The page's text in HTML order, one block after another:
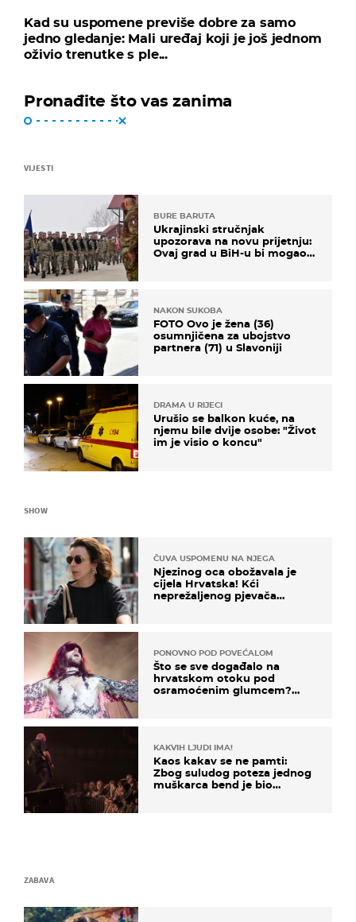
Kad su uspomene previše dobre za samo
jedno gledanje: Mali uređaj koji je još jednom
oživio trenutke s ple...
Pronađite što vas zanima
VIJESTI
BURE BARUTA
Ukrajinski stručnjak
upozorava na novu prijetnju:
Ovaj grad u BiH-u bi mogao
NAKON SUKOBA
FOTO Ovo je žena (36)
osumnjičena za ubojstvo
partnera (71) u Slavoniji
DRAMA U RIJECI
Urušio se balkon kuće, na
njemu bile dvije osobe: "Život
im je visio o koncu"
SHOW
ČUVA USPOMENU NA NJEGA
Njezinog oca obožavala je
cijela Hrvatska! Kći
neprežaljenog pjevača
PONOVNO POD POVEĆALOM
Što se sve događalo na
hrvatskom otoku pod
osramoćenim glumcem?
KAKVIH LJUDI IMA!
Kaos kakav se ne pamti:
Zbog suludog poteza jednog
muškarca bend je bio
ZABAVA